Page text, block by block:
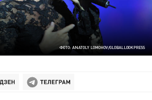
ФОТО: ANATOLY LOMOHOV/GLOBALLOOKPRESS